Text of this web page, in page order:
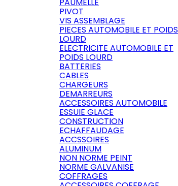
PIVOT
VIS ASSEMBLAGE
PIECES AUTOMOBILE ET POIDS
LOURD
ELECTRICITE AUTOMOBILE ET
POIDS LOURD
BATTERIES
CABLES
CHARGEURS
DEMARREURS
ACCESSOIRES AUTOMOBILE
ESSUIE GLACE
CONSTRUCTION
ECHAFFAUDAGE
ACCSSOIRES
ALUMINUM
NON NORME PEINT
NORME GALVANISE
COFFRAGES